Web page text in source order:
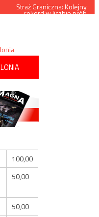
Straż Graniczna: Kolejny
rekord w liczbie prób
100,00
50,00
50,00